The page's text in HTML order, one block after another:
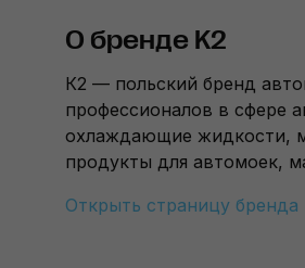
О бренде K2
К2 — польский бренд
профессионалов в сфере
охлаждающие жидкости,
продукты для автомоек,
Открыть страницу бренда